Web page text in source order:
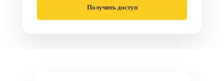
Получить доступ